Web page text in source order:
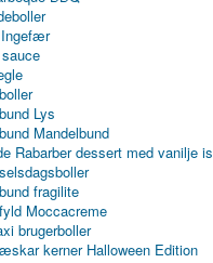
Lys
Mandelbund
Rabarber dessert med vanilje is
fragilite
Moccacreme
brugerboller
kerner Halloween Edition